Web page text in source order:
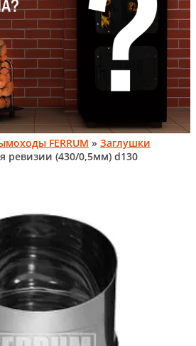
FERRUM » Заглушки
ревизии (430/0,5мм) d130